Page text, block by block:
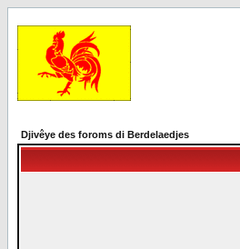
Djivêye des foroms di Berdelaedjes